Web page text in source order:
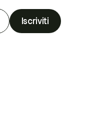
Iscriviti